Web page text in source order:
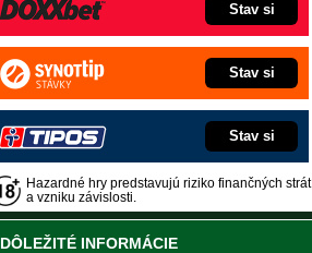
Stav si
Stav si
Stav si
Hazardné hry predstavujú riziko finančných strát
a vzniku závislosti.
DÔLEŽITÉ INFORMÁCIE